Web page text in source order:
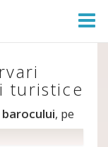
turistice
, pe